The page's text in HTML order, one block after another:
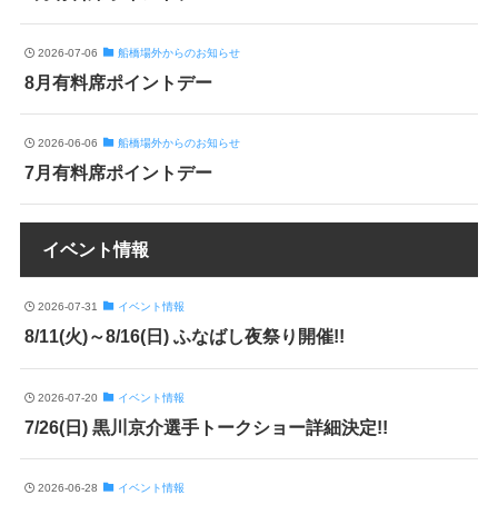
2026-07-06 船橋場外からのお知らせ
8月有料席ポイントデー
2026-06-06 船橋場外からのお知らせ
7月有料席ポイントデー
イベント情報
2026-07-31 イベント情報
8/11(火)～8/16(日) ふなばし夜祭り開催!!
2026-07-20 イベント情報
7/26(日) 黒川京介選手トークショー詳細決定!!
2026-06-28 イベント情報